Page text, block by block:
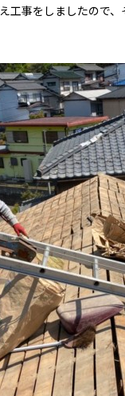
工事をしましたので、